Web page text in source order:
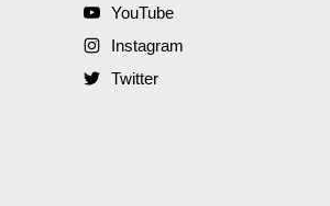
YouTube
Instagram
Twitter